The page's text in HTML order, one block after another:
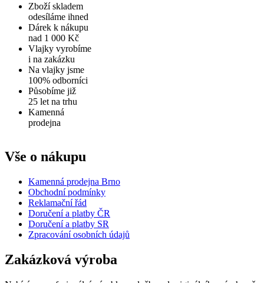
Zboží skladem
odesíláme ihned
Dárek k nákupu
nad 1 000 Kč
Vlajky vyrobíme
i na zakázku
Na vlajky jsme
100% odborníci
Působíme již
25 let na trhu
Kamenná
prodejna
Vše o nákupu
Kamenná prodejna Brno
Obchodní podmínky
Reklamační řád
Doručení a platby ČR
Doručení a platby SR
Zpracování osobních údajů
Zakázková výroba